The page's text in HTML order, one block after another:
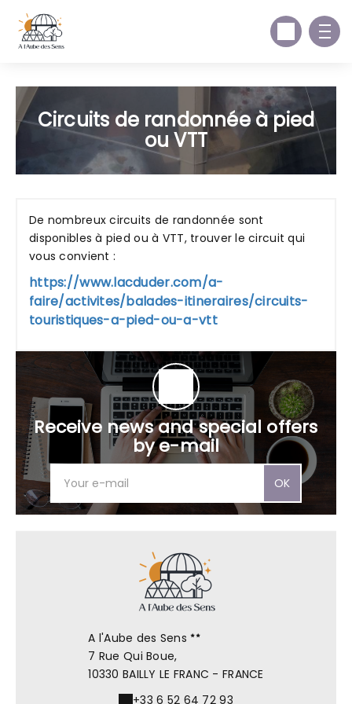
Circuits de randonnée à pied
ou VTT
De nombreux circuits de randonnée sont
disponibles à pied ou à VTT, trouver le circuit qui
vous convient :
https://www.lacduder.com/a-
faire/activites/balades-itineraires/circuits-
touristiques-a-pied-ou-a-vtt
Receive news and special offers
by e-mail
OK
A l'Aube des Sens
7 Rue Qui Boue,
10330 BAILLY LE FRANC - FRANCE
+33 6 52 64 72 93